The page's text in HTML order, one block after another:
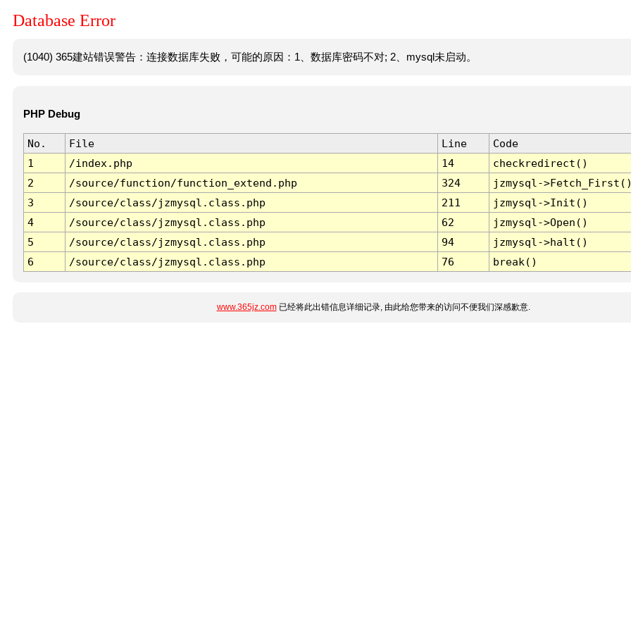
Database Error
(1040) 365建站错误警告：连接数据库失败，可能的原因：1、数据库密码不对; 2、mysql未启动。
PHP Debug
No. File Line
Code
1
/index.php 14
checkredirect()
2
/source/function/function_extend.php 324
jzmysql-
3
/source/class/jzmysql.class.php 211
jzmysql->Init()
4
/source/class/jzmysql.class.php 62
jzmysql->Open()
5
/source/class/jzmysql.class.php 94
jzmysql->halt()
6
/source/class/jzmysql.class.php 76 break()
www.365jz.com已经将此出错信息详细记录, 由此给您带来的访问不便我们深感歉意.